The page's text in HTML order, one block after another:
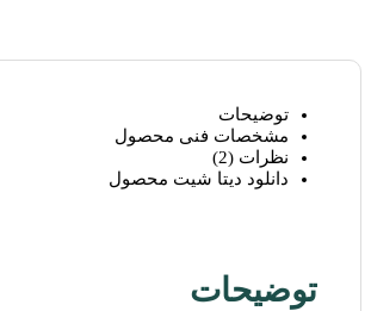
توضیحات
مشخصات فنی محصول
نظرات (2)
دانلود ديتا شيت محصول
توضیحات